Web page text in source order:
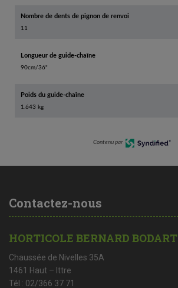
Nombre de dents de pignon de renvoi
11
Longueur de guide-chaîne
90cm/36"
Poids du guide-chaîne
1.643 kg
Contenu par
Contactez-nous
HORTICOLE BERNARD BODART
Chaussée de Nivelles 35A
1461 Haut – Ittre
Tél : 02/366 37 71